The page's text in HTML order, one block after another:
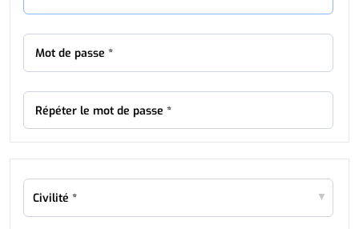
Mot de passe *
Répéter le mot de passe *